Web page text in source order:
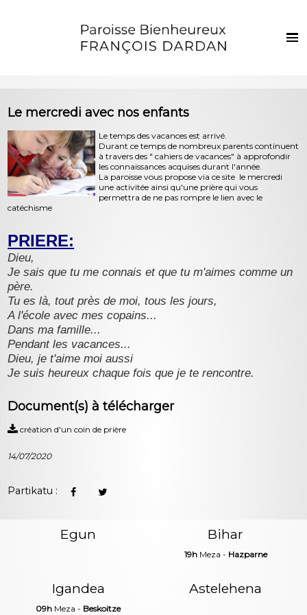
Parropiako bizia
Ezkila dorre
Sakramenduak eta giristino bizia
Harremanak
Le mercredi avec nos enfants
Le temps des vacances est arrivé.
Durant ce temps de nombreux parents continuent
à travers des " cahiers de vacances" à approfondir
les connaissances acquises durant l'année.
La paroisse vous propose via ce site le mercredi
une activitée ainsi qu'une prière qui vous
permettra de ne pas rompre le lien avec le
catéchisme
PRIERE:
Dieu,
Je sais que tu me connais et que tu m'aimes comme un
père.
Tu es là, tout près de moi, tous les jours,
A l'école avec mes copains...
Dans ma famille...
Pendant les vacances...
Dieu, je t'aime moi aussi
Je suis heureux chaque fois que je te rencontre.
Document(s) à télécharger
création d'un coin de prière
14/07/2020
Partikatu :
Egun Bihar
19hMeza - Hazparne
Igandea
09h Meza - Beskoitze
Astelehena